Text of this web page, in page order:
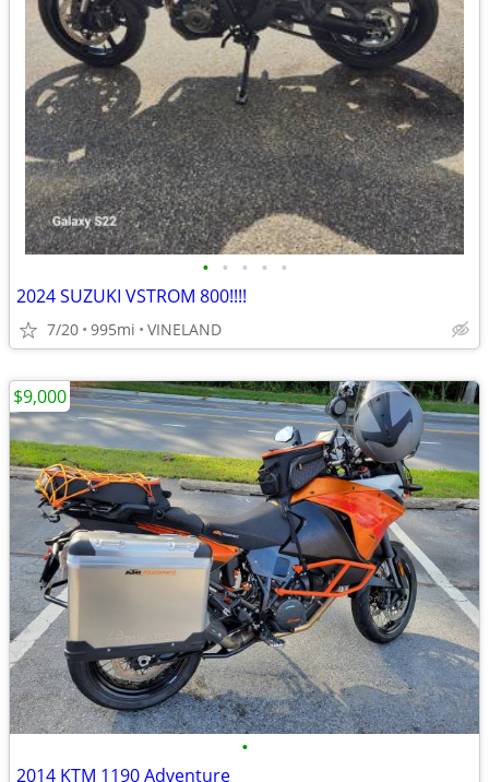
• • • • •
2024 SUZUKI VSTROM 800!!!!
7/20 995mi VINELAND
•
2014 KTM 1190 Adventure
$9,000